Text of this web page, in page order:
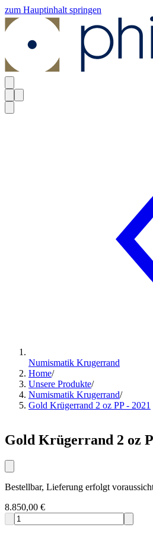
zum Hauptinhalt springen
Numismatik Krugerrand
Home/
Unsere Produkte/
Numismatik Krugerrand/
Gold Krügerrand 2 oz PP - 2021
Gold Krügerrand 2 oz
Bestellbar, Lieferung erfolgt
8.850,00 €